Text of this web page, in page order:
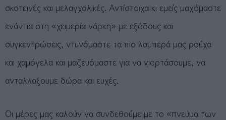
σκοτεινές και μελαγχολικές. Αντίστοιχα κι εμείς μαχόμαστε
ενάντια στη «χειμερία νάρκη» με εξόδους και
συγκεντρώσεις, ντυνόμαστε τα πιο λαμπερά μας ρούχα
και χαμόγελα και μαζευόμαστε για να γιορτάσουμε, να
ανταλλαξουμε δώρα και ευχές.
Οι μέρες μας καλούν να συνδεθούμε με το «πνεύμα των